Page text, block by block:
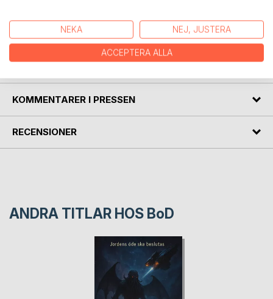
ett väldigt fåtal personer är lyckliga och som mitt i allt kaos
försöker finna sin egna väg mot sin egna lycka.
KOMMENTARER I PRESSEN
RECENSIONER
ANDRA TITLAR HOS BoD
NEKA NEJ, JUSTERA
ACCEPTERA ALLA